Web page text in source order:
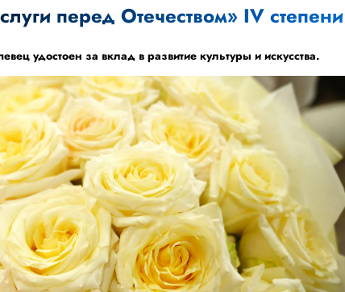
перед Отечеством» IV степени
удостоен за вклад в развитие культуры и искусства.